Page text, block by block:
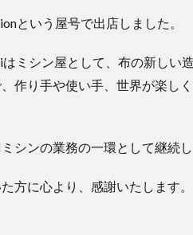
という屋号で出店しました。
ミシン屋として、布の新しい
作り手や使い手、世界が楽し
シンの業務の一環として継続
方に心より、感謝いたします。